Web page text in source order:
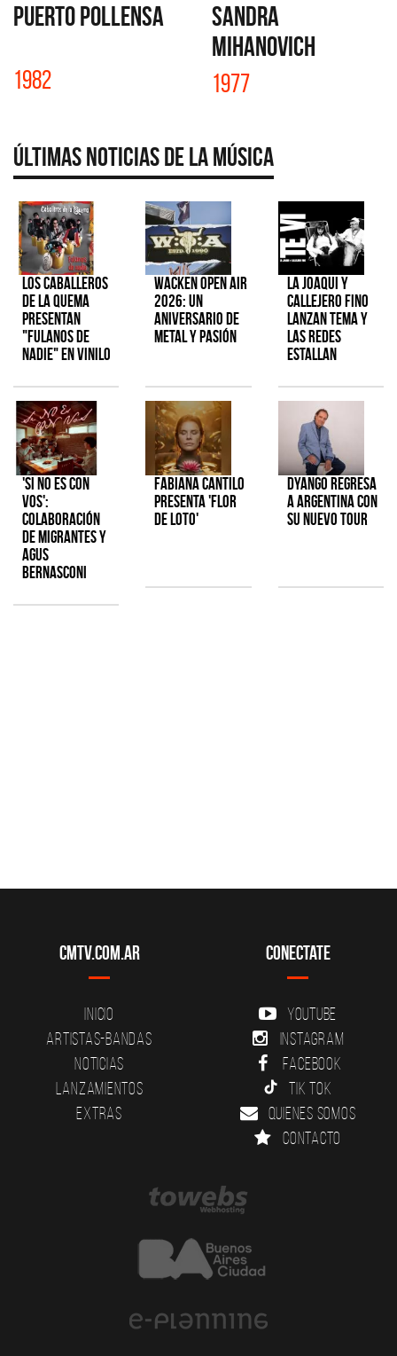
PUERTO POLLENSA
1982
SANDRA
MIHANOVICH
1977
Últimas Noticias de la Música
Los Caballeros
de la Quema
presentan
"Fulanos de
Nadie" en vinilo
Wacken Open Air
2026: Un
aniversario de
metal y pasión
La Joaqui y
Callejero Fino
lanzan tema y
las redes
estallan
'Si No Es Con
Vos':
colaboración
de Migrantes y
Agus
Bernasconi
Fabiana Cantilo
presenta 'Flor
de Loto'
Dyango regresa
a Argentina con
su nuevo tour
CMTV.com.ar
Inicio
Artistas-Bandas
Noticias
Lanzamientos
Extras
Conectate
YouTube
Instagram
Facebook
Tik Tok
Quienes somos
Contacto